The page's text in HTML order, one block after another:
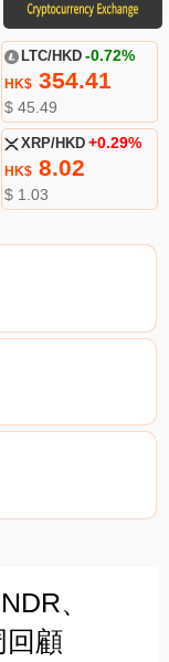
LTC/HKD -0.72%
HK$354.41
$ 45.49
XRP/HKD +0.29%
HK$8.02
$ 1.03
、
回顧